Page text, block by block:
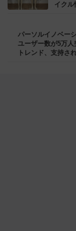
イクル
パーソルイノベー
ユーザー数が5万
トレンド、支持さ